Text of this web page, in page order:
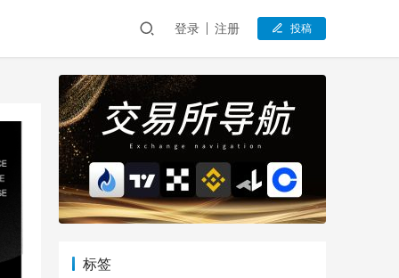
登录 注册 投稿
标签